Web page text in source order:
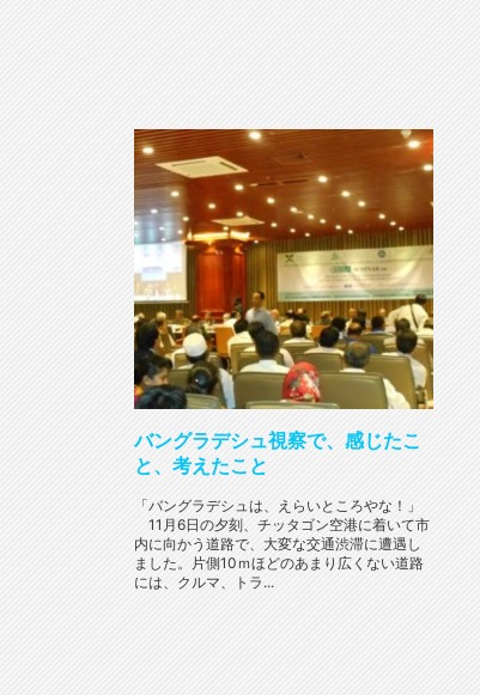
バングラデシュ視察で、感じたこ
と、考えたこと
「バングラデシュは、えらいところやな！」
11月6日の夕刻、チッタゴン空港に着いて市
内に向かう道路で、大変な交通渋滞に遭遇し
ました。片側10ｍほどのあまり広くない道路
には、クルマ、トラ...